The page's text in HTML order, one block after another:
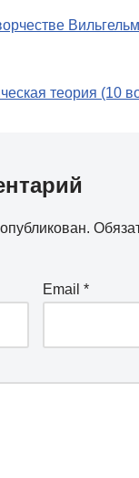
теория (10
Email*